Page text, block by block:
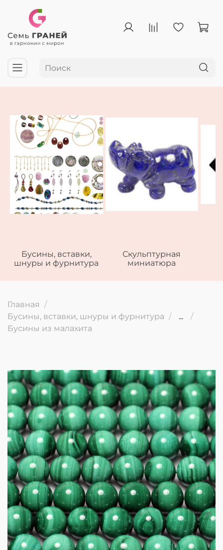
Бусины, вставки,
шнуры и фурнитура
Скульптурная
миниатюра
Главная
Бусины, вставки, шнуры и фурнитура
...
Бусины из малахита